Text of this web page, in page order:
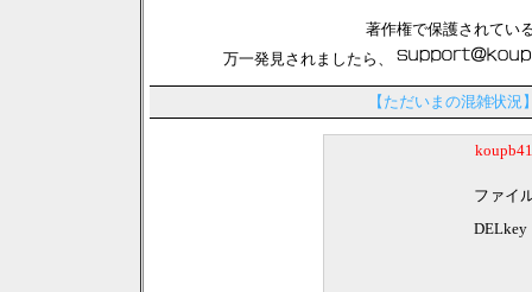
著作権で保護されてい
万一発見されましたら、
【ただいまの混雑状況
ファイ
DELkey